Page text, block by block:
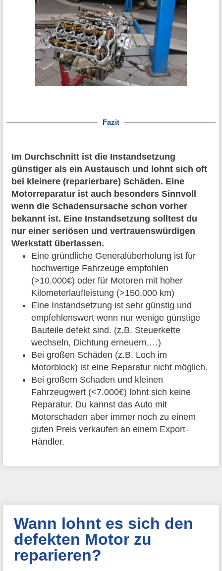
Fazit
Im Durchschnitt ist die Instandsetzung
günstiger als ein Austausch und lohnt sich oft
bei kleinere (reparierbare) Schäden. Eine
Motorreparatur ist auch besonders Sinnvoll
wenn die Schadensursache schon vorher
bekannt ist. Eine Instandsetzung solltest du
nur einer seriösen und vertrauenswürdigen
Werkstatt überlassen.
Eine gründliche Generalüberholung ist für
hochwertige Fahrzeuge empfohlen
(>10.000€) oder für Motoren mit hoher
Kilometerlaufleistung (>150.000 km)
Eine Instandsetzung ist sehr günstig und
empfehlenswert wenn nur wenige günstige
Bauteile defekt sind. (z.B. Steuerkette
wechseln, Dichtung erneuern,…)
Bei großen Schäden (z.B. Loch im
Motorblock) ist eine Reparatur nicht möglich.
Bei großem Schaden und kleinen
Fahrzeugwert (<7.000€) lohnt sich keine
Reparatur. Du kannst das Auto mit
Motorschaden aber immer noch zu einem
guten Preis verkaufen an einem Export-
Händler.
Wann lohnt es sich den
defekten Motor zu
reparieren?